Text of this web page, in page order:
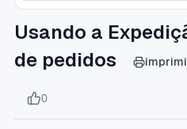
Usando a
de pedidos
0